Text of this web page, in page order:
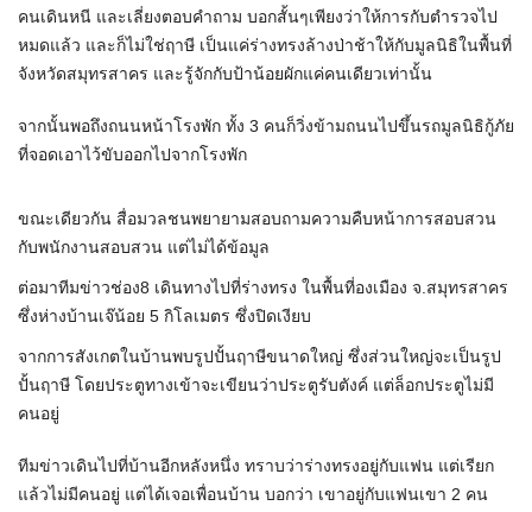
คนเดินหนี และเลี่ยงตอบคำถาม บอกสั้นๆเพียงว่าให้การกับตำรวจไป
หมดแล้ว และก็ไม่ใช่ฤาษี เป็นแค่ร่างทรงล้างป่าช้าให้กับมูลนิธิในพื้นที่
จังหวัดสมุทรสาคร และรู้จักกับป้าน้อยผักแค่คนเดียวเท่านั้น
จากนั้นพอถึงถนนหน้าโรงพัก ทั้ง 3 คนก็วิ่งข้ามถนนไปขึ้นรถมูลนิธิกู้ภัย
ที่จอดเอาไว้ขับออกไปจากโรงพัก
ขณะเดียวกัน สื่อมวลชนพยายามสอบถามความคืบหน้าการสอบสวน
กับพนักงานสอบสวน แต่ไม่ได้ข้อมูล
ต่อมาทีมข่าวช่อง8 เดินทางไปที่ร่างทรง ในพื้นที่องเมือง จ.สมุทรสาคร
ซึ่งห่างบ้านเจ๊น้อย 5 กิโลเมตร ซึ่งปิดเงียบ
จากการสังเกตในบ้านพบรูปปั้นฤาษีขนาดใหญ่ ซึ่งส่วนใหญ่จะเป็นรูป
ปั้นฤาษี โดยประตูทางเข้าจะเขียนว่าประตูรับตังค์ แต่ล็อกประตูไม่มี
คนอยู่
ทีมข่าวเดินไปที่บ้านอีกหลังหนึ่ง ทราบว่าร่างทรงอยู่กับแฟน แต่เรียก
แล้วไม่มีคนอยู่ แต่ได้เจอเพื่อนบ้าน บอกว่า เขาอยู่กับแฟนเขา 2 คน